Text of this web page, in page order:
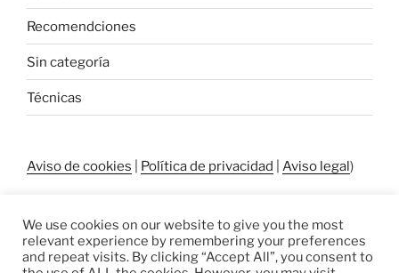
Recomendciones
Sin categoría
Técnicas
Aviso de cookies Política de privacidad Aviso legal)
We use cookies on our website to give you the most
relevant experience by remembering your preferences
and repeat visits. By clicking “Accept All”, you consent to